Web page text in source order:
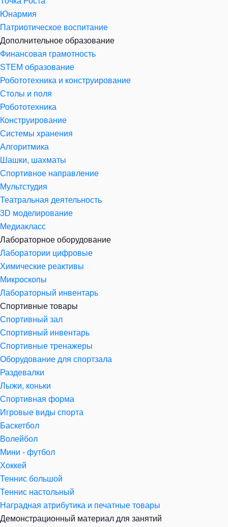
Юнармия
Патриотическое воспитание
Дополнительное образование
Финансовая грамотность
STEM образование
Робототехника и конструирование
Столы и поля
Робототехника
Конструирование
Системы хранения
Алгоритмика
Шашки, шахматы
Спортивное направление
Мультстудия
Театральная деятельность
3D моделирование
Медиакласс
Лабораторное оборудование
Лаборатории цифровые
Химические реактивы
Микроскопы
Лабораторный инвентарь
Спортивные товары
Спортивный зал
Спортивный инвентарь
Спортивные тренажеры
Оборудование для спортзала
Раздевалки
Лыжи, коньки
Спортивная форма
Игровые виды спорта
Баскетбол
Волейбол
Мини - футбол
Хоккей
Теннис большой
Теннис настольный
Наградная атрибутика и печатные товары
Демонстрационный материал для занятий